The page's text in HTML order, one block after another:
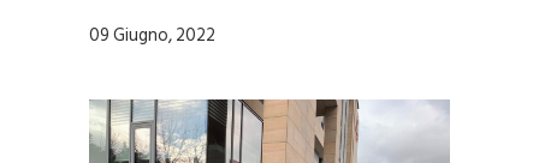
09 Giugno, 2022